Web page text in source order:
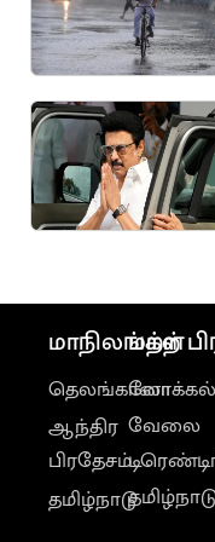
மாநிலங்கள்
தெலங்கானா
ஆந்திர
பிரதேசம்
தமிழ்நாடு
மற்ற
லோக்கல்
வேலை